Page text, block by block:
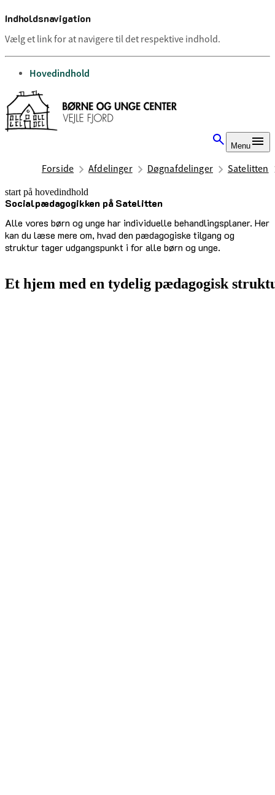
Indholdsnavigation
Vælg et link for at navigere til det respektive indhold.
gå til
Hovedindhold
Menu
Forside Afdelinger Døgnafdelinger Satelitten
start på hovedindhold
Socialpædagogikken på Satelitten
Alle vores børn og unge har individuelle behandlingsplaner. Her
kan du læse mere om, hvad den pædagogiske tilgang og
struktur tager udgangspunkt i for alle børn og unge.
senest opdateret 1. oktober 2025
Et hjem med en tydelig pædagogisk